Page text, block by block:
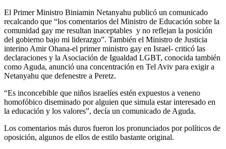
El Primer Ministro Biniamin Netanyahu publicó un comunicado
recalcando que “los comentarios del Ministro de Educación sobre la
comunidad gay me resultan inaceptables y no reflejan la posición
del gobierno bajo mi liderazgo”. También el Ministro de Justicia
interino Amir Ohana-el primer ministro gay en Israel- criticó las
declaraciones y la Asociación de Igualdad LGBT, conocida también
como Aguda, anunció una concentración en Tel Aviv para exigir a
Netanyahu que defenestre a Peretz.
“Es inconcebible que niños israelíes estén expuestos a veneno
homofóbico diseminado por alguien que simula estar interesado en
la educación y los valores”, decía un comunicado de Aguda.
Los comentarios más duros fueron los pronunciados por políticos de
oposición, algunos de ellos de estilo bastante original.